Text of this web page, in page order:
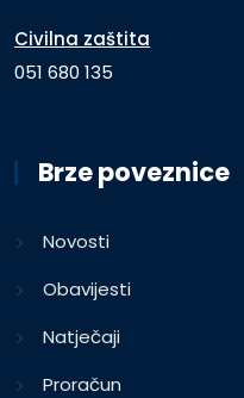
Civilna zaštita
051 680 135
Brze poveznice
Novosti
Obavijesti
Natječaji
Proračun